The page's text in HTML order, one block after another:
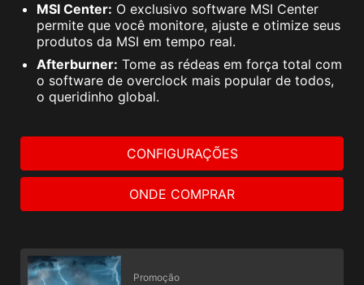
MSI Center: O exclusivo software MSI Center
permite que você monitore, ajuste e otimize seus
produtos da MSI em tempo real.
Afterburner: Tome as rédeas em força total com
o software de overclock mais popular de todos,
o queridinho global.
CONFIGURAÇÕES
ONDE COMPRAR
Promoção